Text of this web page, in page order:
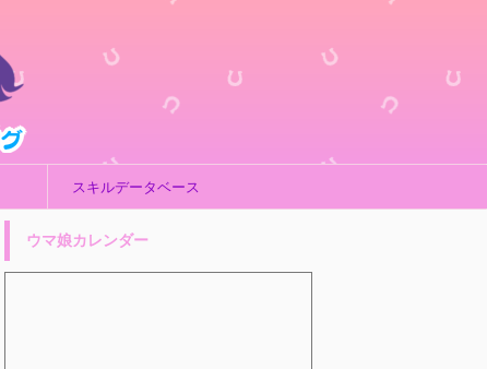
スキルデータベース
ウマ娘カレンダー